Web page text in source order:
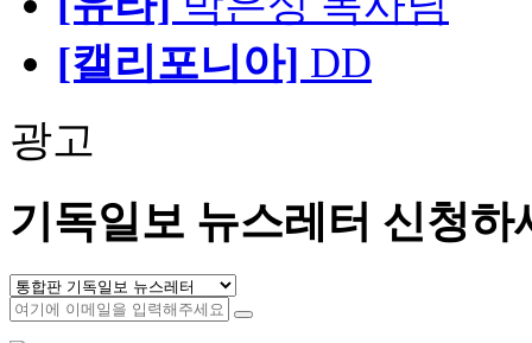
[캘리포니아] DD
광고
기독일보 뉴스레터 신청하